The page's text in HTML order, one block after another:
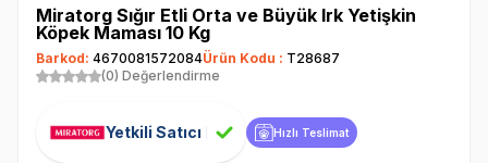
Miratorg Sığır Etli Orta ve Büyük Irk Yetişkin
Köpek Maması 10 Kg
Barkod: 4670081572084Ürün Kodu : T28687
(0) Değerlendirme
Yetkili Satıcı Hızlı Teslimat